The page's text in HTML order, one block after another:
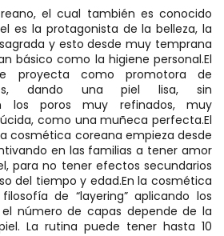
el cual también es conocido
es la protagonista de la belleza, la
y esto desde muy temprana
básico como la higiene personal.El
proyecta como promotora de
dando una piel lisa, sin
los poros muy refinados, muy
como una muñeca perfecta.El
cosmética coreana empieza desde
en las familias a tener amor
para no tener efectos secundarios
del tiempo y edad.En la cosmética
de “layering” aplicando los
el número de capas depende de la
La rutina puede tener hasta 10